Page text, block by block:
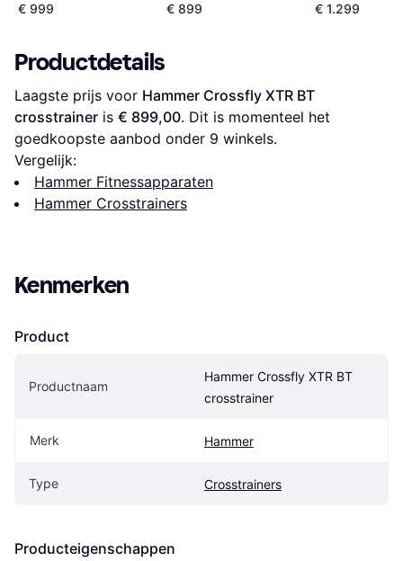
€ 999
€ 899
€ 1.299
Productdetails
Laagste prijs voor Hammer Crossfly XTR BT
crosstrainer is € 899,00. Dit is momenteel het
goedkoopste aanbod onder 9 winkels.
Vergelijk:
Hammer Fitnessapparaten
Hammer Crosstrainers
Kenmerken
Product
Productnaam
Hammer Crossfly XTR BT
crosstrainer
Merk Hammer
Type Crosstrainers
Producteigenschappen